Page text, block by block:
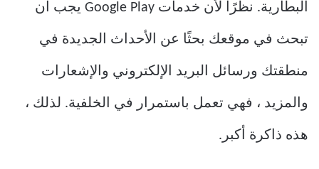
البطارية. نظرًا لأن خدمات Google Play يجب أن
تبحث في موقعك بحثًا عن الأحداث الجديدة في
منطقتك ورسائل البريد الإلكتروني والإشعارات
والمزيد ، فهي تعمل باستمرار في الخلفية. لذلك ،
هذه ذاكرة أكبر.